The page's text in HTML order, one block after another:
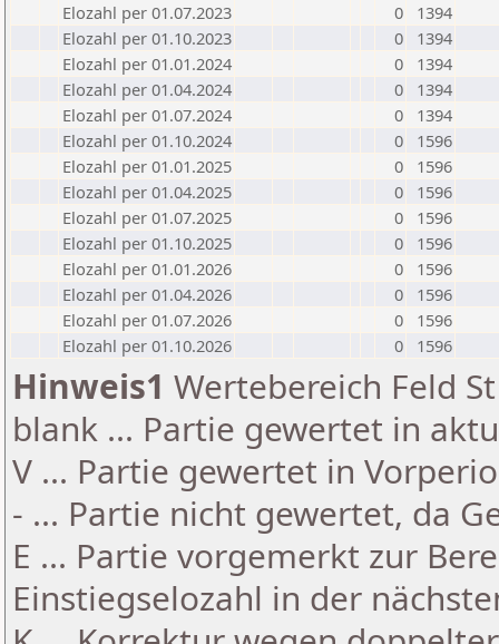
Elozahl per 01.07.2023
0
1394
Elozahl per 01.10.2023
0
1394
Elozahl per 01.01.2024
0
1394
Elozahl per 01.04.2024
0
1394
Elozahl per 01.07.2024
0
1394
Elozahl per 01.10.2024
0
1596
Elozahl per 01.01.2025
0
1596
Elozahl per 01.04.2025
0
1596
Elozahl per 01.07.2025
0
1596
Elozahl per 01.10.2025
0
1596
Elozahl per 01.01.2026
0
1596
Elozahl per 01.04.2026
0
1596
Elozahl per 01.07.2026
0
1596
Elozahl per 01.10.2026
0 1596
Hinweis1 Wertebereich Feld
blank ... Partie gewertet in
V ... Partie gewertet in
- ... Partie nicht gewertet, da
E ... Partie vorgemerkt zur
Einstiegselozahl in der